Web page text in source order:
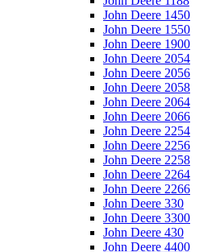
John Deere 1450
John Deere 1550
John Deere 1900
John Deere 2054
John Deere 2056
John Deere 2058
John Deere 2064
John Deere 2066
John Deere 2254
John Deere 2256
John Deere 2258
John Deere 2264
John Deere 2266
John Deere 330
John Deere 3300
John Deere 430
John Deere 4400